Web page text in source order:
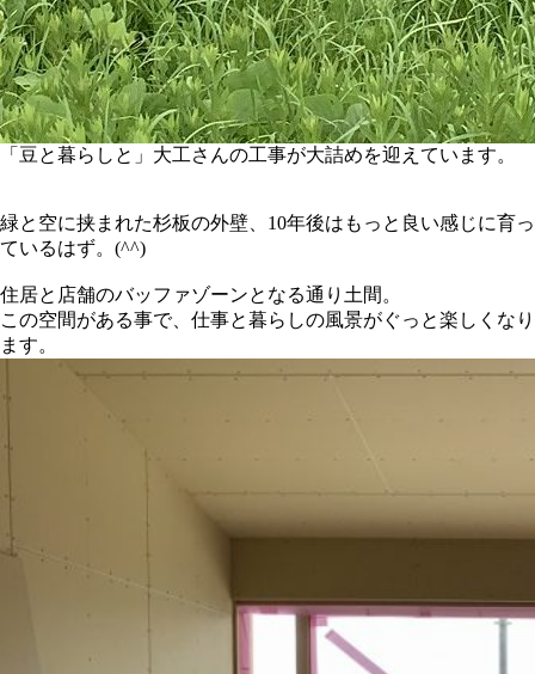
「豆と暮らしと」大工さんの工事が大詰めを迎えています。
緑と空に挟まれた杉板の外壁、10年後はもっと良い感じに育っ
ているはず。(^^)
住居と店舗のバッファゾーンとなる通り土間。
この空間がある事で、仕事と暮らしの風景がぐっと楽しくなり
ます。